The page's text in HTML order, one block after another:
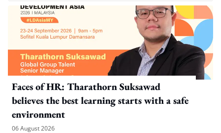
Faces of HR: Tharathorn Suksawad
believes the best learning starts with a safe
environment
06 August 2026